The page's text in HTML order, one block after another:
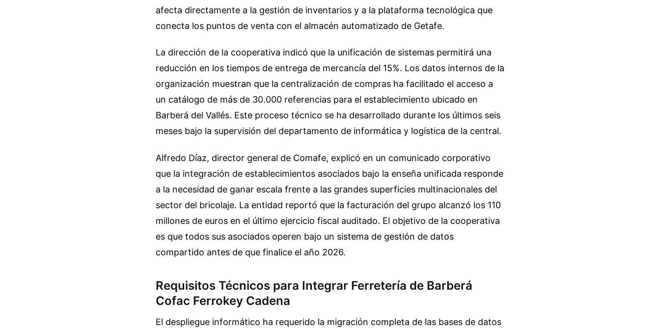
afecta directamente a la gestión de inventarios y a la plataforma tecnológica que
conecta los puntos de venta con el almacén automatizado de Getafe.
La dirección de la cooperativa indicó que la unificación de sistemas permitirá una
reducción en los tiempos de entrega de mercancía del 15%. Los datos internos de la
organización muestran que la centralización de compras ha facilitado el acceso a
un catálogo de más de 30.000 referencias para el establecimiento ubicado en
Barberá del Vallés. Este proceso técnico se ha desarrollado durante los últimos seis
meses bajo la supervisión del departamento de informática y logística de la central.
Alfredo Díaz, director general de Comafe, explicó en un comunicado corporativo
que la integración de establecimientos asociados bajo la enseña unificada responde
a la necesidad de ganar escala frente a las grandes superficies multinacionales del
sector del bricolaje. La entidad reportó que la facturación del grupo alcanzó los 110
millones de euros en el último ejercicio fiscal auditado. El objetivo de la cooperativa
es que todos sus asociados operen bajo un sistema de gestión de datos
compartido antes de que finalice el año 2026.
Requisitos Técnicos para Integrar Ferretería de Barberá
Cofac Ferrokey Cadena
El despliegue informático ha requerido la migración completa de las bases de datos